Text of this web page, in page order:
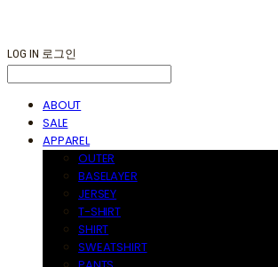
LOG IN 로그인
ABOUT
SALE
APPAREL
OUTER
BASELAYER
JERSEY
T-SHIRT
SHIRT
SWEATSHIRT